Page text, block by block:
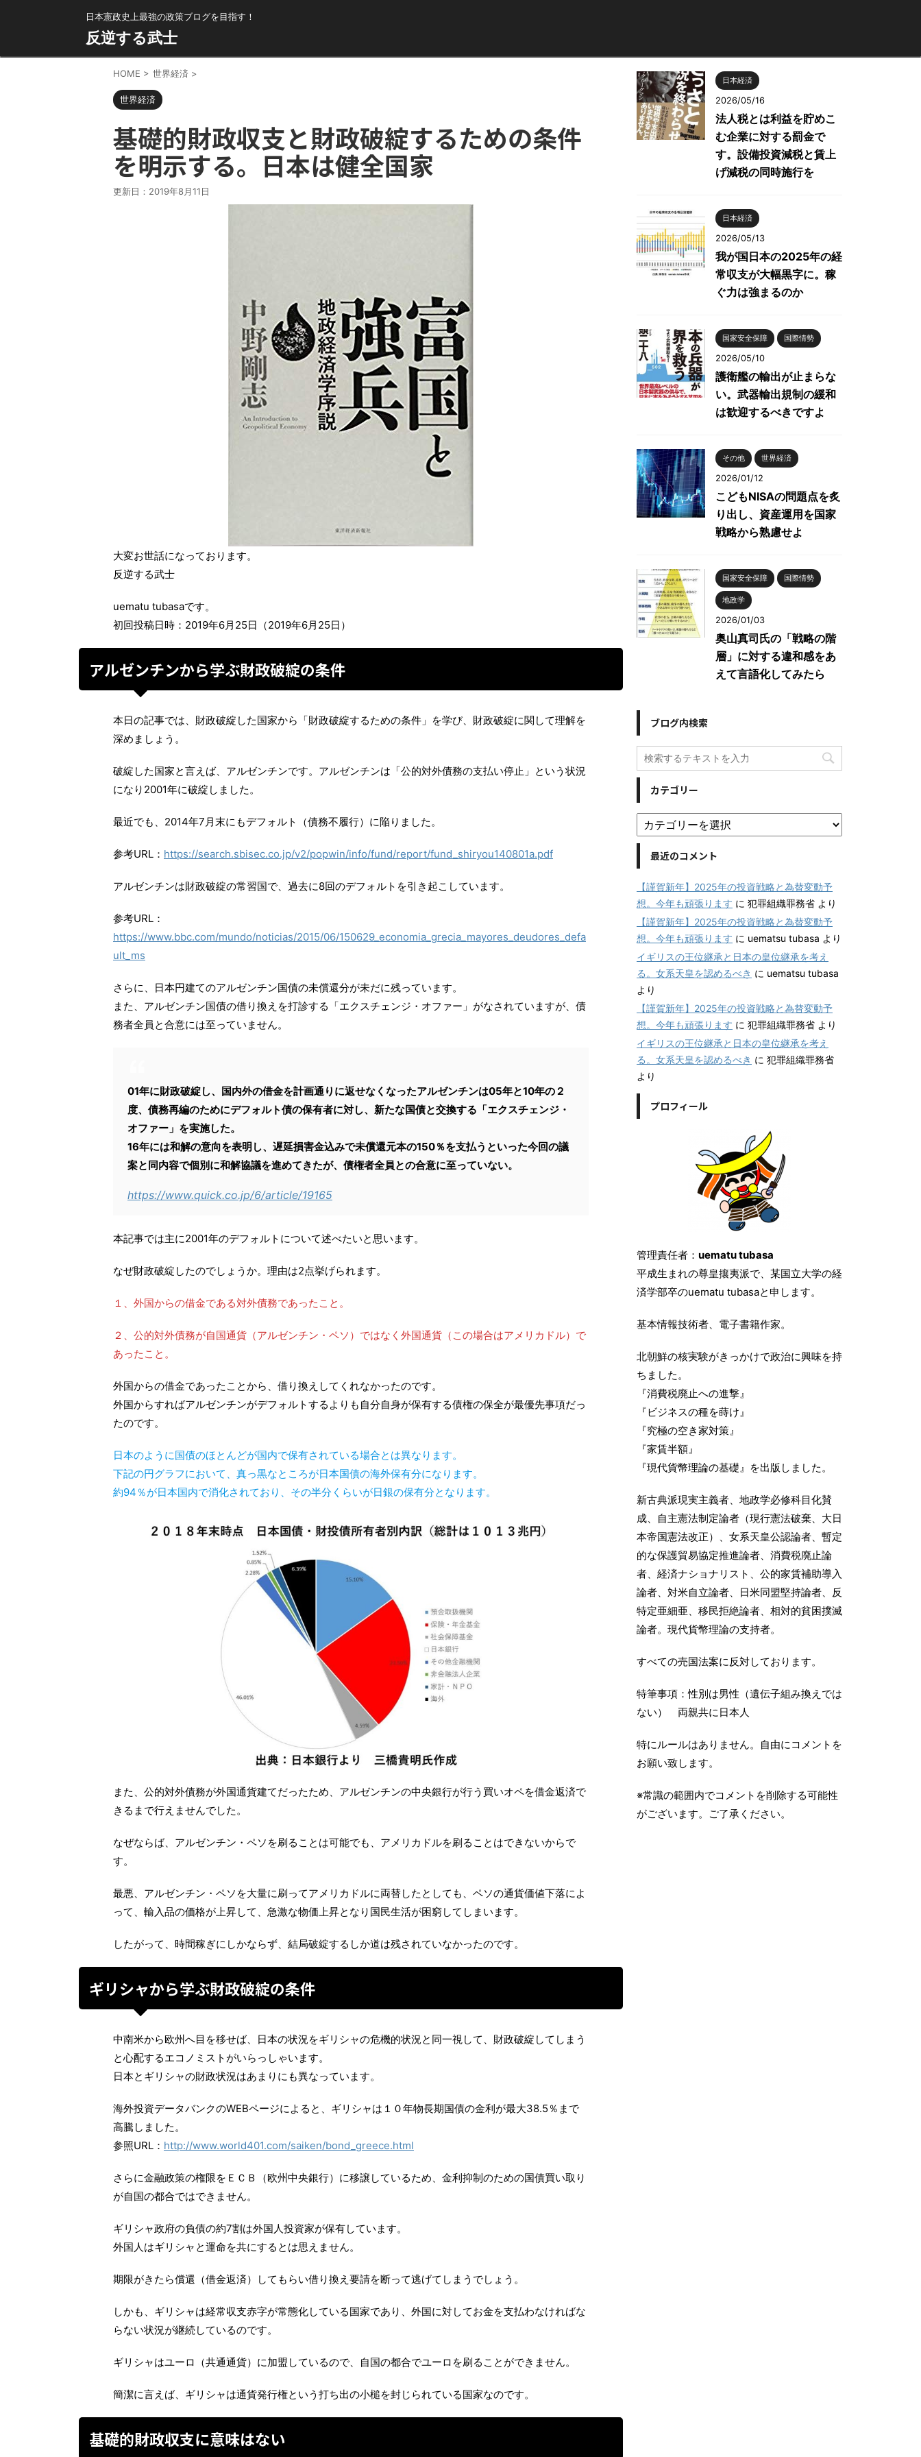
日本憲政史上最強の政策ブログを目指す！
反逆する武士
HOME > 世界経済 >
世界経済
基礎的財政収支と財政破綻するための条件
を明示する。日本は健全国家
更新日： 2019年8月11日
大変お世話になっております。
反逆する武士
uematu tubasaです。
初回投稿日時：2019年6月25日（2019年6月25日）
アルゼンチンから学ぶ財政破綻の条件
本日の記事では、財政破綻した国家から「財政破綻するための条件」を学び、財政破綻に関して理解を
深めましょう。
破綻した国家と言えば、アルゼンチンです。アルゼンチンは「公的対外債務の支払い停止」という状況
になり2001年に破綻しました。
最近でも、2014年7月末にもデフォルト（債務不履行）に陥りました。
参考URL： https://search.sbisec.co.jp/v2/popwin/info/fund/report/fund_shiryou140801a.pdf
アルゼンチンは財政破綻の常習国で、過去に8回のデフォルトを引き起こしています。
参考URL：
https://www.bbc.com/mundo/noticias/2015/06/150629_economia_grecia_mayores_deudores_defa
ult_ms
さらに、日本円建てのアルゼンチン国債の未償還分が未だに残っています。
また、アルゼンチン国債の借り換えを打診する「エクスチェンジ・オファー」がなされていますが、債
務者全員と合意には至っていません。
01年に財政破綻し、国内外の借金を計画通りに返せなくなったアルゼンチンは05年と10年の２
度、債務再編のためにデフォルト債の保有者に対し、新たな国債と交換する「エクスチェンジ・
オファー」を実施した。
16年には和解の意向を表明し、遅延損害金込みで未償還元本の150％を支払うといった今回の議
案と同内容で個別に和解協議を進めてきたが、債権者全員との合意に至っていない。
https://www.quick.co.jp/6/article/19165
本記事では主に2001年のデフォルトについて述べたいと思います。
なぜ財政破綻したのでしょうか。理由は2点挙げられます。
１、外国からの借金である対外債務であったこと。
２、公的対外債務が自国通貨（アルゼンチン・ペソ）ではなく外国通貨（この場合はアメリカドル）で
あったこと。
外国からの借金であったことから、借り換えしてくれなかったのです。
外国からすればアルゼンチンがデフォルトするよりも自分自身が保有する債権の保全が最優先事項だっ
たのです。
日本のように国債のほとんどが国内で保有されている場合とは異なります。
下記の円グラフにおいて、真っ黒なところが日本国債の海外保有分になります。
約94％が日本国内で消化されており、その半分くらいが日銀の保有分となります。
また、公的対外債務が外国通貨建てだったため、アルゼンチンの中央銀行が行う買いオペを借金返済で
きるまで行えませんでした。
なぜならば、アルゼンチン・ペソを刷ることは可能でも、アメリカドルを刷ることはできないからで
す。
最悪、アルゼンチン・ペソを大量に刷ってアメリカドルに両替したとしても、ペソの通貨価値下落によ
って、輸入品の価格が上昇して、急激な物価上昇となり国民生活が困窮してしまいます。
したがって、時間稼ぎにしかならず、結局破綻するしか道は残されていなかったのです。
ギリシャから学ぶ財政破綻の条件
中南米から欧州へ目を移せば、日本の状況をギリシャの危機的状況と同一視して、財政破綻してしまう
と心配するエコノミストがいらっしゃいます。
日本とギリシャの財政状況はあまりにも異なっています。
海外投資データバンクのWEBページによると、ギリシャは１０年物長期国債の金利が最大38.5％まで
高騰しました。
参照URL： http://www.world401.com/saiken/bond_greece.html
さらに金融政策の権限をＥＣＢ（欧州中央銀行）に移譲しているため、金利抑制のための国債買い取り
が自国の都合ではできません。
ギリシャ政府の負債の約7割は外国人投資家が保有しています。
外国人はギリシャと運命を共にするとは思えません。
期限がきたら償還（借金返済）してもらい借り換え要請を断って逃げてしまうでしょう。
しかも、ギリシャは経常収支赤字が常態化している国家であり、外国に対してお金を支払わなければな
らない状況が継続しているのです。
ギリシャはユーロ（共通通貨）に加盟しているので、自国の都合でユーロを刷ることができません。
簡潔に言えば、ギリシャは通貨発行権という打ち出の小槌を封じられている国家なのです。
基礎的財政収支に意味はない
日本経済
2026/05/16
法人税とは利益を貯めこ
む企業に対する罰金で
す。設備投資減税と賃上
げ減税の同時施行を
日本経済
2026/05/13
我が国日本の2025年の経
常収支が大幅黒字に。稼
ぐ力は強まるのか
国家安全保障 国際情勢
2026/05/10
護衛艦の輸出が止まらな
い。武器輸出規制の緩和
は歓迎するべきですよ
その他 世界経済
2026/01/12
こどもNISAの問題点を炙
り出し、資産運用を国家
戦略から熟慮せよ
国家安全保障 国際情勢
地政学
2026/01/03
奥山真司氏の「戦略の階
層」に対する違和感をあ
えて言語化してみたら
ブログ内検索
カテゴリー
最近のコメント
【謹賀新年】2025年の投資戦略と為替変動予
想。今年も頑張ります に 犯罪組織罪務省 より
【謹賀新年】2025年の投資戦略と為替変動予
想。今年も頑張ります に uematsu tubasa より
イギリスの王位継承と日本の皇位継承を考え
る。女系天皇を認めるべき に uematsu tubasa
より
【謹賀新年】2025年の投資戦略と為替変動予
想。今年も頑張ります に 犯罪組織罪務省 より
イギリスの王位継承と日本の皇位継承を考え
る。女系天皇を認めるべき に 犯罪組織罪務省
より
プロフィール
管理責任者： uematu tubasa
平成生まれの尊皇攘夷派で、某国立大学の経
済学部卒のuematu tubasaと申します。
基本情報技術者、電子書籍作家。
北朝鮮の核実験がきっかけで政治に興味を持
ちました。
『消費税廃止への進撃』
『ビジネスの種を蒔け』
『究極の空き家対策』
『家賃半額』
『現代貨幣理論の基礎』を出版しました。
新古典派現実主義者、地政学必修科目化賛
成、自主憲法制定論者（現行憲法破棄、大日
本帝国憲法改正）、女系天皇公認論者、暫定
的な保護貿易協定推進論者、消費税廃止論
者、経済ナショナリスト、公的家賃補助導入
論者、対米自立論者、日米同盟堅持論者、反
特定亜細亜、移民拒絶論者、相対的貧困撲滅
論者。現代貨幣理論の支持者。
すべての売国法案に反対しております。
特筆事項：性別は男性（遺伝子組み換えでは
ない） 両親共に日本人
特にルールはありません。自由にコメントを
お願い致します。
※常識の範囲内でコメントを削除する可能性
がございます。ご了承ください。